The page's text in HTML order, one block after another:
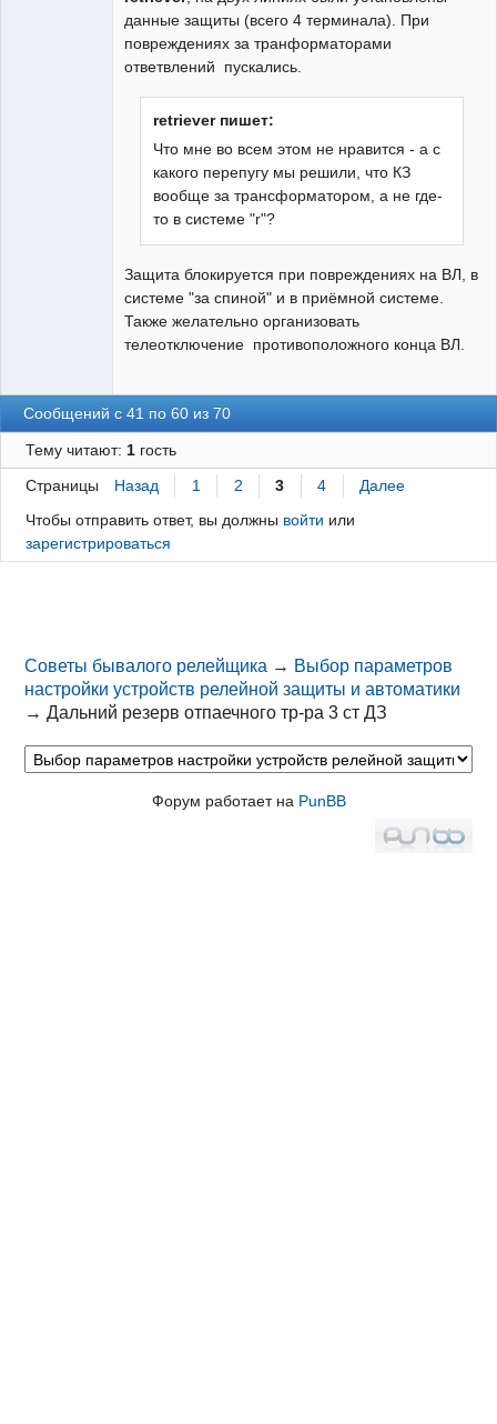
данные защиты (всего 4 терминала). При
повреждениях за транформаторами
ответвлений пускались.
retriever пишет:
Что мне во всем этом не нравится - а с
какого перепугу мы решили, что КЗ
вообще за трансформатором, а не где-
то в системе "r"?
Защита блокируется при повреждениях на ВЛ, в
системе "за спиной" и в приёмной системе.
Также желательно организовать
телеотключение противоположного конца ВЛ.
Сообщений с 41 по 60 из 70
Тему читают: 1гость
Страницы Назад 1 2 3 4
Далее
Чтобы отправить ответ, вы должны войти или
зарегистрироваться
Советы бывалого релейщика → Выбор параметров
настройки устройств релейной защиты и автоматики
→Дальний резерв отпаечного тр-ра 3 ст ДЗ
Форум работает на PunBB